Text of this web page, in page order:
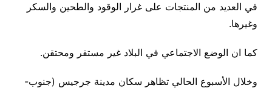
في العديد من المنتجات على غرار الوقود والطحين والسكر
وغيرها.
كما ان الوضع الاجتماعي في البلاد غير مستقر ومحتقن.
وخلال الأسبوع الحالي تظاهر سكان مدينة جرجيس (جنوب-